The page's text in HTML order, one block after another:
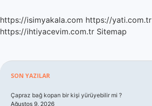
https://isimyakala.com https://yati.com.tr
https://ihtiyacevim.com.tr Sitemap
Sidebar
SON YAZILAR
Çapraz bağ kopan bir kişi yürüyebilir mi ?
Ağustos 9, 2026